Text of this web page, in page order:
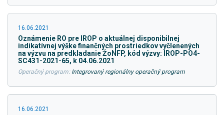
16.06.2021
Oznámenie RO pre IROP o aktuálnej disponibilnej
indikatívnej výške finančných prostriedkov vyčlenených
na výzvu na predkladanie ŽoNFP, kód výzvy: IROP-PO4-
SC431-2021-65, k 04.06.2021
Operačný program: Integrovaný regionálny operačný program
16.06.2021